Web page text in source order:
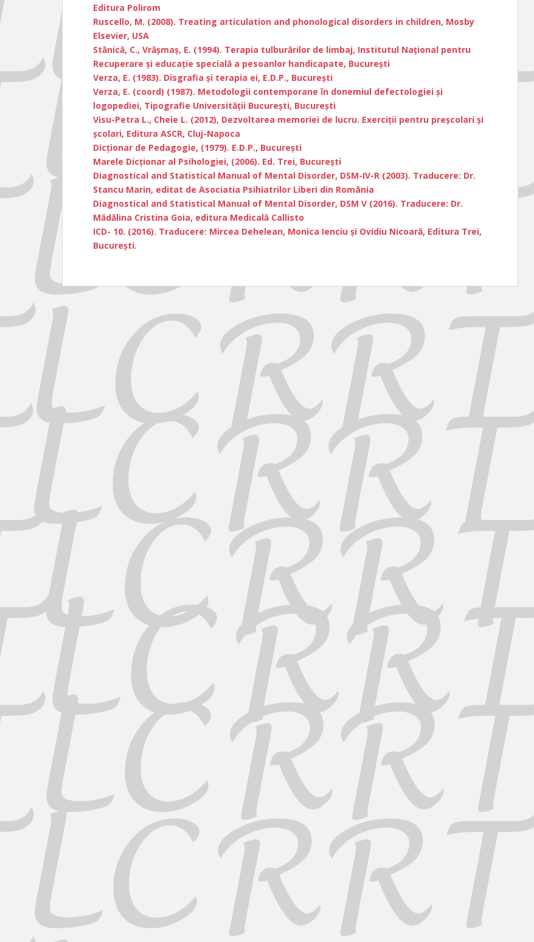
Editura Polirom
Ruscello, M. (2008). Treating articulation and phonological disorders in children, Mosby
Elsevier, USA
Stănică, C., Vrăşmaş, E. (1994). Terapia tulburărilor de limbaj, Institutul Naţional pentru
Recuperare şi educaţie specială a pesoanlor handicapate, Bucureşti
Verza, E. (1983). Disgrafia şi terapia ei, E.D.P., Bucureşti
Verza, E. (coord) (1987). Metodologii contemporane în donemiul defectologiei şi
logopediei, Tipografie Universităţii Bucureşti, Bucureşti
Visu-Petra L., Cheie L. (2012), Dezvoltarea memoriei de lucru. Exerciții pentru preșcolari și
școlari, Editura ASCR, Cluj-Napoca
Dicţionar de Pedagogie, (1979). E.D.P., Bucureşti
Marele Dicţionar al Psihologiei, (2006). Ed. Trei, Bucureşti
Diagnostical and Statistical Manual of Mental Disorder, DSM-IV-R (2003). Traducere: Dr.
Stancu Marin, editat de Asociatia Psihiatrilor Liberi din România
Diagnostical and Statistical Manual of Mental Disorder, DSM V (2016). Traducere: Dr.
Mădălina Cristina Goia, editura Medicală Callisto
ICD- 10. (2016). Traducere: Mircea Dehelean, Monica Ienciu și Ovidiu Nicoară, Editura Trei,
București.